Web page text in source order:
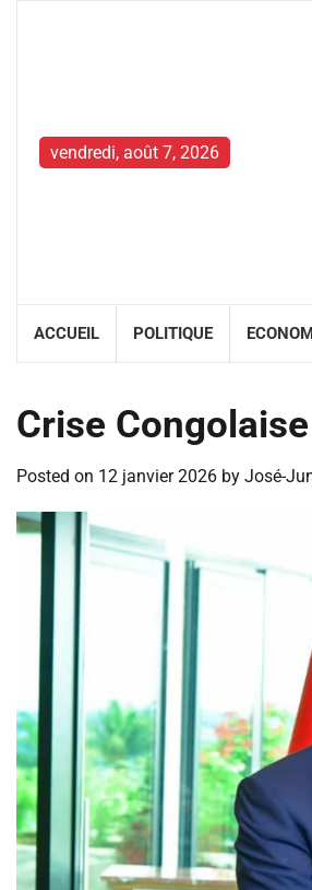
vendredi, août 7, 2026
ACCUEIL POLITIQUE
Crise
Posted on 12 janvier 2026 by José-